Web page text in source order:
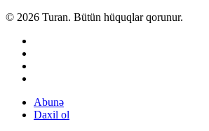
© 2026 Turan. Bütün hüquqlar qorunur.
Abunə
Daxil ol